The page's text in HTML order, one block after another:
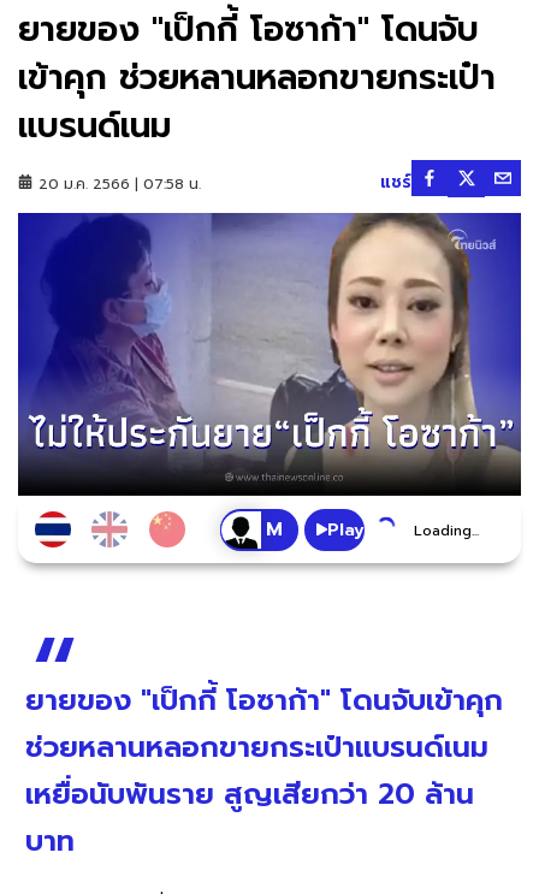
ยายของ "เป็กกี้ โอซาก้า" โดนจับ
เข้าคุก ช่วยหลานหลอกขายกระเป๋า
แบรนด์เนม
20 ม.ค. 2566 | 07:58 น. แชร์
Play Loading...
ยายของ "เป็กกี้ โอซาก้า" โดนจับเข้าคุก
ช่วยหลานหลอกขายกระเป๋าแบรนด์เนม
เหยื่อนับพันราย สูญเสียกว่า 20 ล้าน
บาท